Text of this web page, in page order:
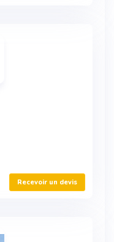
Recevoir un devis